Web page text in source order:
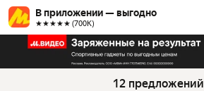
В приложении — выгодно
★★★★★ (700К)
12 предложений